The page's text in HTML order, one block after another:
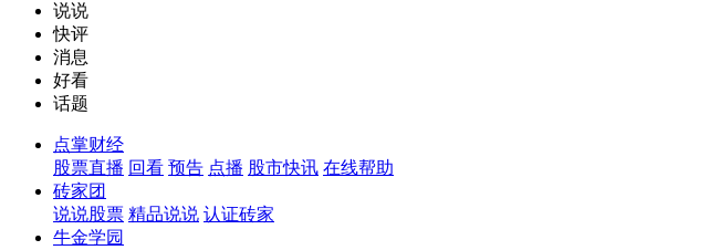
说说
快评
消息
好看
话题
点掌财经
股票直播 回看 预告 点播 股市快讯 在线帮助
砖家团
说说股票 精品说说 认证砖家
牛金学园